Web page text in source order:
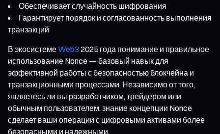
Обеспечивает случайность шифрования
Гарантирует порядок и согласованность выполнения
транзакций
В экосистемеWeb3 2025 года понимание и правильное
использование Nonce — базовый навык для
эффективной работы с безопасностью блокчейна и
транзакционными процессами. Независимо от того,
являетесь ли вы разработчиком, трейдером или
обычным пользователем, знание концепции Nonce
сделает ваши операции с цифровыми активами более
безопасными и надежными.